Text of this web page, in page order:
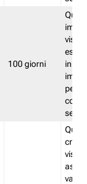
100 giorni
in